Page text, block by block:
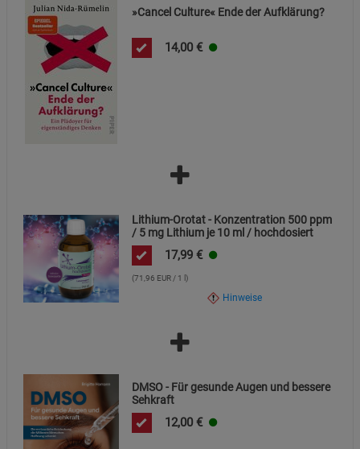
»Cancel Culture« Ende der Aufklärung?
14,00 €
Lithium-Orotat - Konzentration 500 ppm
/ 5 mg Lithium je 10 ml / hochdosiert
17,99 €
(71,96 EUR / 1 l)
Hinweise
DMSO - Für gesunde Augen und bessere
Sehkraft
12,00 €